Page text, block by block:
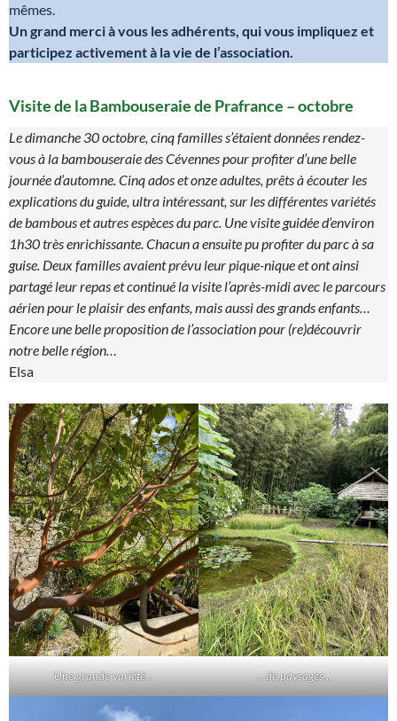
mêmes.
Un grand merci à vous les adhérents, qui vous impliquez et
participez activement à la vie de l’association.
Visite de la Bambouseraie de Prafrance – octobre
Le dimanche 30 octobre, cinq familles s’étaient données rendez-
vous à la bambouseraie des Cévennes pour profiter d’une belle
journée d’automne. Cinq ados et onze adultes, prêts à écouter les
explications du guide, ultra intéressant, sur les différentes variétés
de bambous et autres espèces du parc. Une visite guidée d’environ
1h30 très enrichissante. Chacun a ensuite pu profiter du parc à sa
guise. Deux familles avaient prévu leur pique-nique et ont ainsi
partagé leur repas et continué la visite l’après-midi avec le parcours
aérien pour le plaisir des enfants, mais aussi des grands enfants…
Encore une belle proposition de l’association pour (re)découvrir
notre belle région…
Elsa
Une grande variété… … de paysages…